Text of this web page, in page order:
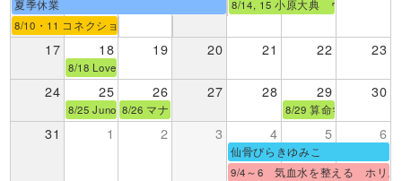
夏季休業
8/14, 15 小原大典 ウォーターセ
8/10・11 コネクションプラクティス基礎コースPart.１【オンライン】
17 18 19 20 21 22 23
8/18 Love Infiore ジュエリーカウンセリング＆オーダーメイドジ
24 25 26 27 28 29 30
8/25 Junon セッションデー（クリスタルメッセージ・オーラヒ
8/26 マナカード＆占星術セッション By サリカ
8/29 算命学・ネオ♦︎宇
31 1 2 3 4 5 6
仙骨びらきゆみこ
9/4～6 気血水を整える ホリス